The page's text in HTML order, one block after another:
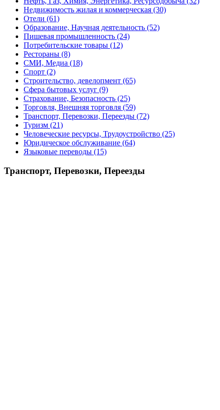
Недвижимость жилая и коммерческая (30)
Отели (61)
Образование, Научная деятельность (52)
Пишевая промышленность (24)
Потребительские товары (12)
Рестораны (8)
СМИ, Медиа (18)
Спорт (2)
Строительство, девелопмент (65)
Сфера бытовых услуг (9)
Страхование, Безопасность (25)
Торговля, Внешняя торговля (59)
Транспорт, Перевозки, Переезды (72)
Туризм (21)
Человеческие ресурсы, Трудоустройство (25)
Юридическое обслуживание (64)
Языковые переводы (15)
Транспорт, Перевозки, Переезды